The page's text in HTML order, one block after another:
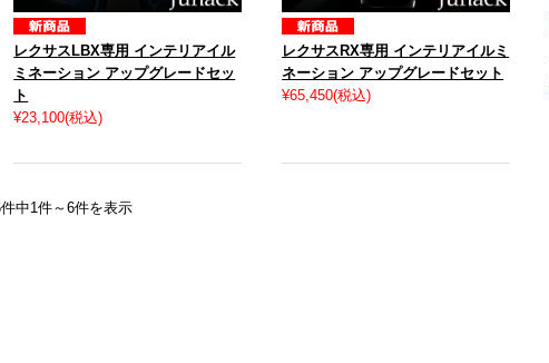
レクサスLBX専用 インテリアイル
ミネーション アップグレードセッ
ト
¥23,100(税込)
レクサスRX専用 インテリアイルミ
ネーション アップグレードセット
¥65,450(税込)
中1件～6件を表示